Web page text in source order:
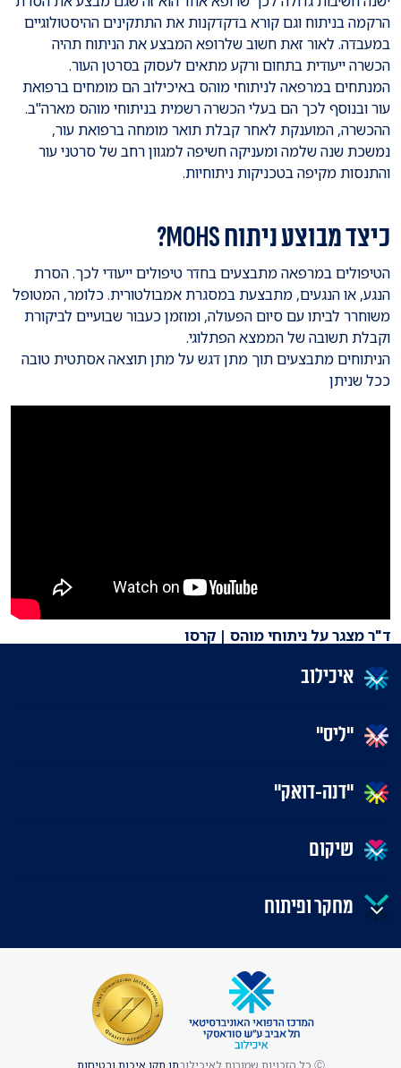
הרקמה בניתוח וגם קורא בדקדקנות את התתקינים ההיסטולוגיים
במעבדה. לאור זאת חשוב שלרופא המבצע את הניתוח תהיה
הכשרה ייעודית בתחום ורקע מתאים לעסוק בסרטן העור.
המנתחים במרפאה לניתוחי מוהס באיכילוב הם מומחים ברפואת
עור ובנוסף לכך הם בעלי הכשרה רשמית בניתוחי מוהס מארה"ב.
ההכשרה, המוענקת לאחר קבלת תואר מומחה ברפואת עור,
נמשכת שנה שלמה ומעניקה חשיפה למגוון רחב של סרטני עור
והתנסות מקיפה בטכניקות ניתוחיות.
כיצד מבוצע ניתוח MOHS?
הטיפולים במרפאה מתבצעים בחדר טיפולים ייעודי לכך. הסרת
הנגע, או הנגעים, מתבצעת במסגרת אמבולטורית. כלומר, המטופל
משוחרר לביתו עם סיום הפעולה, ומוזמן כעבור שבועיים לביקורת
וקבלת תשובה של הממצא הפתלוגי.
הניתוחים מתבצעים תוך מתן דגש על מתן תוצאה אסתטית טובה
ככל שניתן
ד"ר מצגר על ניתוחי מוהס | קרסו
איכילוב
"ליס"
"דנה-דואק"
שיקום
מחקר ופיתוח
Ⓒ כל הזכויות שמורות לאיכילוב תו תקן איכות ובטיחות